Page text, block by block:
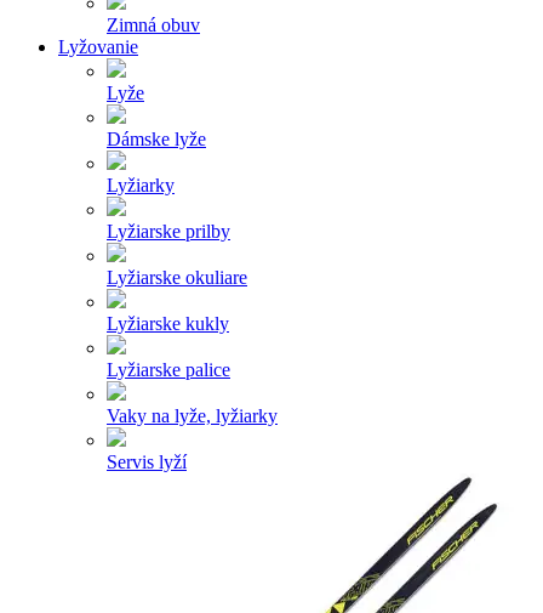
Zimná obuv
Lyžovanie
Lyže
Dámske lyže
Lyžiarky
Lyžiarske prilby
Lyžiarske okuliare
Lyžiarske kukly
Lyžiarske palice
Vaky na lyže, lyžiarky
Servis lyží